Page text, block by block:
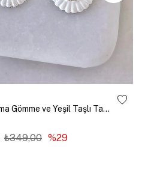
Altın Kaplama Gömme ve Yeşil Taşlı Tasarım Küpe Gümüş
₺349,00 %29